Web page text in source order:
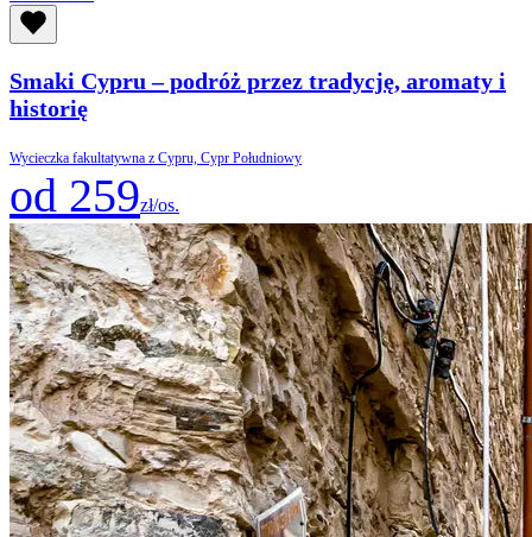
Smaki Cypru – podróż przez tradycję, aromaty i
historię
Wycieczka fakultatywna z Cypru, Cypr Południowy
od 259zł/os.